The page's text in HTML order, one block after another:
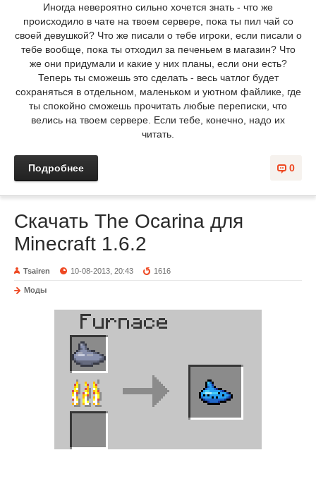
Иногда невероятно сильно хочется знать - что же
происходило в чате на твоем сервере, пока ты пил чай со
своей девушкой? Что же писали о тебе игроки, если писали о
тебе вообще, пока ты отходил за печеньем в магазин? Что
же они придумали и какие у них планы, если они есть?
Теперь ты сможешь это сделать - весь чатлог будет
сохраняться в отдельном, маленьком и уютном файлике, где
ты спокойно сможешь прочитать любые переписки, что
велись на твоем сервере. Если тебе, конечно, надо их
читать.
0
Подробнее
Скачать The Ocarina для
Minecraft 1.6.2
Tsairen 10-08-2013, 20:43 1616
Моды